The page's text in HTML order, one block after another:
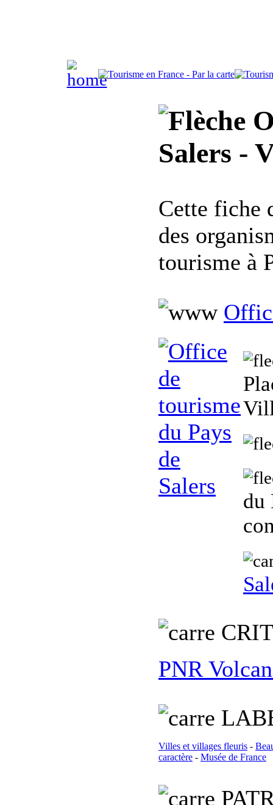
Salers -
Cette fiche
des
tourisme à
du
C
PNR
L
Villes et villages fleuris -
caractère - Musée de France